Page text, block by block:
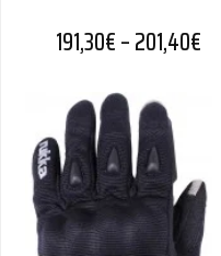
191,30€–201,40€